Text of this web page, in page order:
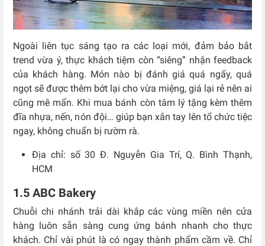
Ngoài liên tục sáng tạo ra các loại mới, đảm bảo bắt
trend vừa ý, thực khách tiệm còn “siêng” nhận feedback
của khách hàng. Món nào bị đánh giá quá ngấy, quá
ngọt sẽ được thêm bớt lại cho vừa miệng, giá lại rẻ nên ai
cũng mê mẩn. Khi mua bánh còn tâm lý tặng kèm thêm
đĩa nhựa, nến, nón đội… giúp bạn xắn tay lên tổ chức tiệc
ngay, không chuẩn bị rườm rà.
Địa chỉ: số 30 Đ. Nguyễn Gia Trí, Q. Bình Thạnh,
HCM
1.5 ABC Bakery
Chuỗi chi nhánh trải dài khắp các vùng miền nên cửa
hàng luôn sẵn sàng cung ứng bánh nhanh cho thực
khách. Chỉ vài phút là có ngay thành phẩm cầm về. Chỉ